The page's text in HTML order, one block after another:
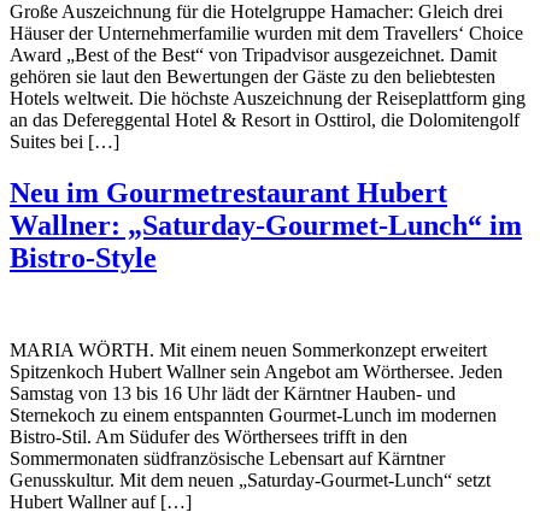
Große Auszeichnung für die Hotelgruppe Hamacher: Gleich drei
Häuser der Unternehmerfamilie wurden mit dem Travellers‘ Choice
Award „Best of the Best“ von Tripadvisor ausgezeichnet. Damit
gehören sie laut den Bewertungen der Gäste zu den beliebtesten
Hotels weltweit. Die höchste Auszeichnung der Reiseplattform ging
an das Defereggental Hotel & Resort in Osttirol, die Dolomitengolf
Suites bei […]
Neu im Gourmetrestaurant Hubert
Wallner: „Saturday-Gourmet-Lunch“ im
Bistro-Style
MARIA WÖRTH. Mit einem neuen Sommerkonzept erweitert
Spitzenkoch Hubert Wallner sein Angebot am Wörthersee. Jeden
Samstag von 13 bis 16 Uhr lädt der Kärntner Hauben- und
Sternekoch zu einem entspannten Gourmet-Lunch im modernen
Bistro-Stil. Am Südufer des Wörthersees trifft in den
Sommermonaten südfranzösische Lebensart auf Kärntner
Genusskultur. Mit dem neuen „Saturday-Gourmet-Lunch“ setzt
Hubert Wallner auf […]